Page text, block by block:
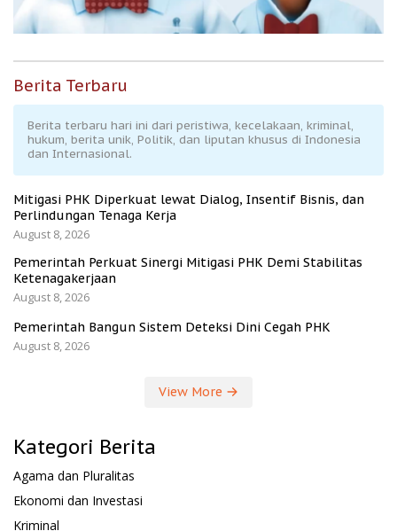
Berita Terbaru
Berita terbaru hari ini dari peristiwa, kecelakaan, kriminal,
hukum, berita unik, Politik, dan liputan khusus di Indonesia
dan Internasional.
Mitigasi PHK Diperkuat lewat Dialog, Insentif Bisnis, dan
Perlindungan Tenaga Kerja
August 8, 2026
Pemerintah Perkuat Sinergi Mitigasi PHK Demi Stabilitas
Ketenagakerjaan
August 8, 2026
Pemerintah Bangun Sistem Deteksi Dini Cegah PHK
August 8, 2026
View More
Kategori Berita
Agama dan Pluralitas
Ekonomi dan Investasi
Kriminal